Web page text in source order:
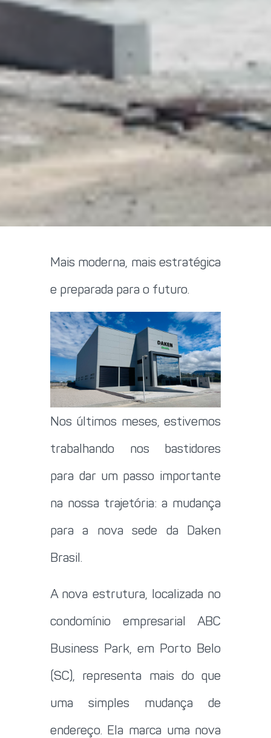
Mais moderna, mais estratégica
e preparada para o futuro.
Nos últimos meses, estivemos
trabalhando nos bastidores
para dar um passo importante
na nossa trajetória: a mudança
para a nova sede da Daken
Brasil.
A nova estrutura, localizada no
condomínio empresarial ABC
Business Park, em Porto Belo
(SC), representa mais do que
uma simples mudança de
endereço. Ela marca uma nova